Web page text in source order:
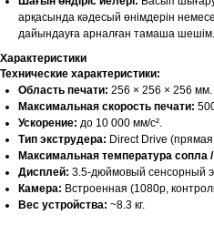
арқасында кәдесый өнімдерін
дайындауға арналған тамаша шешім.
Характеристики
Технические характеристики:
Область печати: 256 × 256 × 256 мм.
Максимальная скорость печати:
Ускорение: до 10 000 мм/с².
Тип экструдера: Direct Drive
Максимальная температура сопла
Дисплей: 3.5-дюймовый сенсорный
Камера: Встроенная (1080p,
Вес устройства: ~8.3 кг.